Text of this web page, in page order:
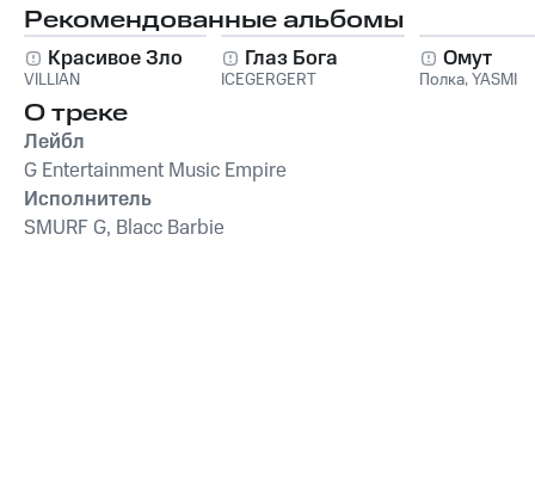
Рекомендованные альбомы
Красивое Зло
VILLIAN
Глаз Бога
ICEGERGERT
Омут
Полка,YASMI
О треке
Лейбл
G Entertainment Music Empire
Исполнитель
SMURF G, Blacc Barbie